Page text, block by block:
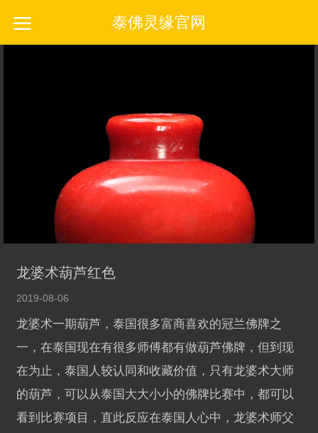
泰佛灵缘官网
龙婆术葫芦红色
2019-08-06
龙婆术一期葫芦，泰国很多富商喜欢的冠兰佛牌之
一，在泰国现在有很多师傅都有做葫芦佛牌，但到现
在为止，泰国人较认同和收藏价值，只有龙婆术大师
的葫芦，可以从泰国大大小小的佛牌比赛中，都可以
看到比赛项目，直此反应在泰国人心中，龙婆术师父